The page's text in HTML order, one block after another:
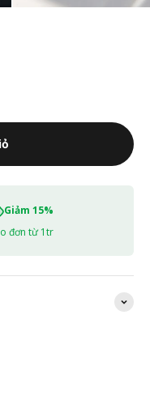
Giảm 15%
đơn từ 1tr